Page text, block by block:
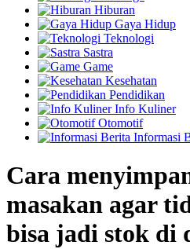
Hiburan
Gaya Hidup
Teknologi
Sastra
Game
Kesehatan
Pendidikan
Info Kuliner
Otomotif
Informasi
Cara
masakan agar
bisa jadi stok di